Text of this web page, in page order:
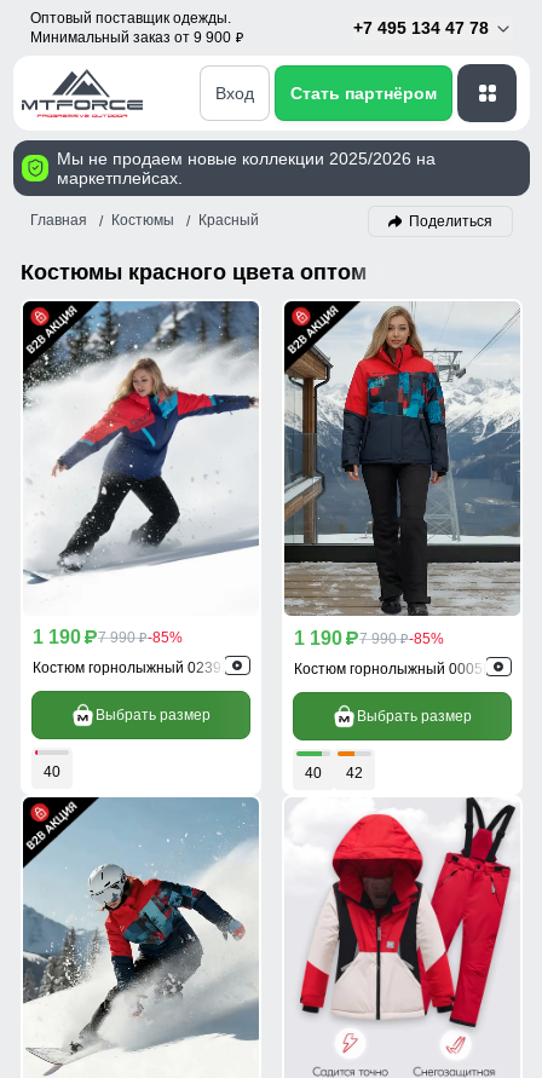
Оптовый поставщик одежды.
Минимальный заказ от 9 900 p
+7 495 134 47 78
Вход Стать партнёром
Мы не продаем новые коллекции 2025/2026 на
маркетплейсах.
Главная Костюмы Красный Поделиться
Костюмы красного цвета оптом
1 190 p7 990 p-85%
Костюм горнолыжный 02392Kr
Выбрать размер
40
1 190 p7 990 p-85%
Костюм горнолыжный 0005Kr
Выбрать размер
40 42